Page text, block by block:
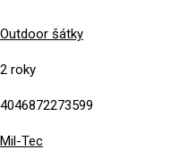
Outdoor šátky
2 roky
4046872273599
Mil-Tec